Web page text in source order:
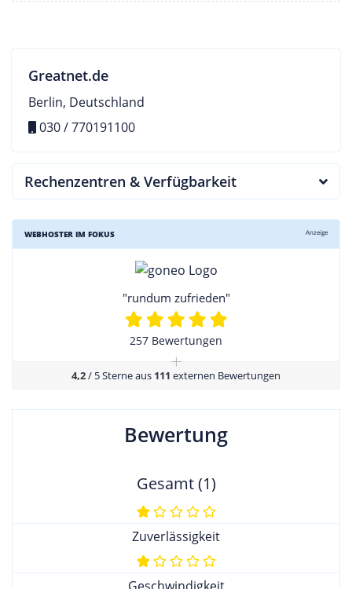
Greatnet.de
Berlin, Deutschland
030 / 770191100
Rechenzentren & Verfügbarkeit
WEBHOSTER IM FOKUS Anzeige
"rundum zufrieden"
257 Bewertungen
+
4,2/ 5 Sterne aus 111 externen Bewertungen
Bewertung
Gesamt (1)
Zuverlässigkeit
Geschwindigkeit